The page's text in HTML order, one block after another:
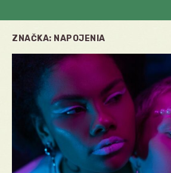
ZNAČKA: NAPOJENIA